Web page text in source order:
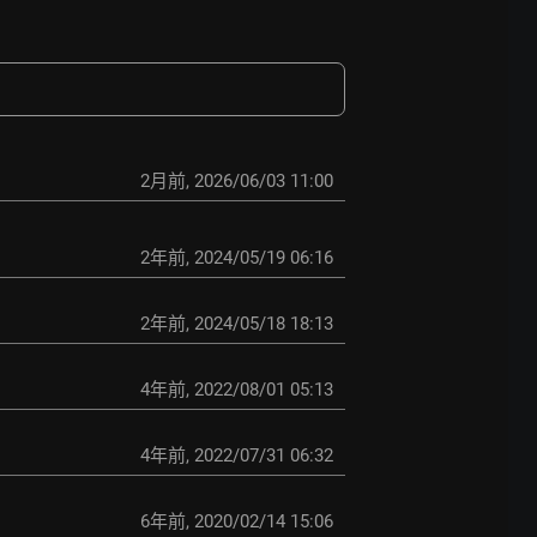
2月前, 2026/06/03 11:00
2年前, 2024/05/19 06:16
2年前, 2024/05/18 18:13
4年前, 2022/08/01 05:13
4年前, 2022/07/31 06:32
6年前, 2020/02/14 15:06